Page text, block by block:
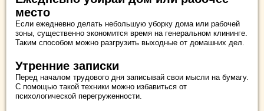
место
Если ежедневно делать небольшую уборку дома или рабочей
зоны, существенно экономится время на генеральном клининге.
Таким способом можно разгрузить выходные от домашних дел.
Утренние записки
Перед началом трудового дня записывай свои мысли на бумагу.
С помощью такой техники можно избавиться от
психологической перегруженности.